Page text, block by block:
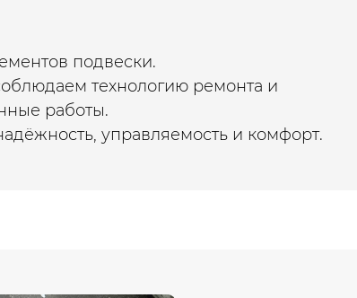
подвески.
технологию ремонта и
работы.
управляемость и комфорт.